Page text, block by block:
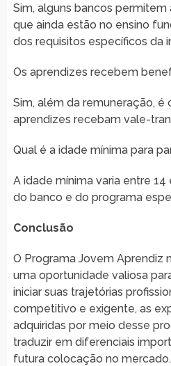
Sim, alguns bancos
que ainda estão no ensino
dos requisitos específicos da
Os aprendizes recebem
Sim, além da remuneração, é
aprendizes recebam vale-
Qual é a idade mínima para
A idade mínima varia entre
do banco e do programa
Conclusão
O Programa Jovem Aprendiz
uma oportunidade valiosa
iniciar suas trajetórias
competitivo e exigente, as
adquiridas por meio desse
traduzir em diferenciais
futura colocação no mercado.